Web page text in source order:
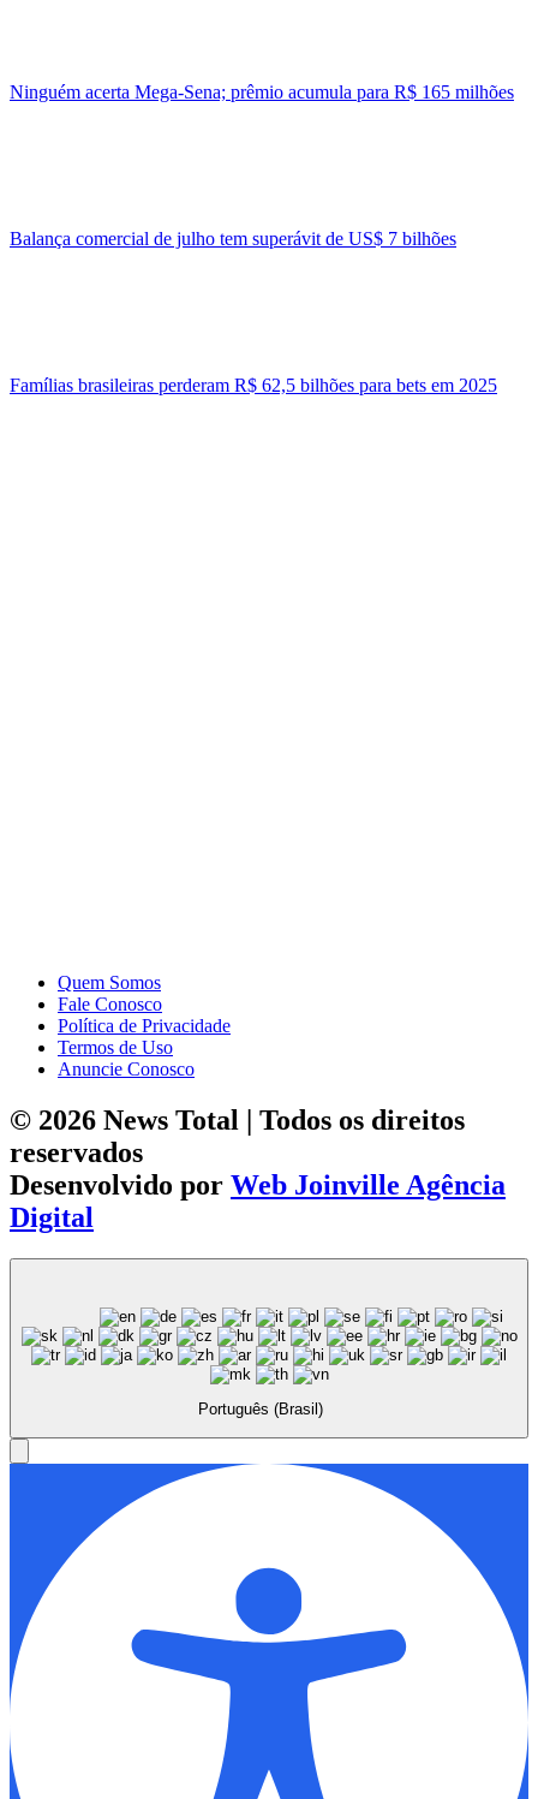
Ninguém acerta Mega-Sena; prêmio acumula para R$ 165 milhões
Balança comercial de julho tem superávit de US$ 7 bilhões
Famílias brasileiras perderam R$ 62,5 bilhões para bets em 2025
Quem Somos
Fale Conosco
Política de Privacidade
Termos de Uso
Anuncie Conosco
© 2026 News Total | Todos os direitos
reservados
Desenvolvido por Web Joinville Agência
Digital
Português (Brasil)